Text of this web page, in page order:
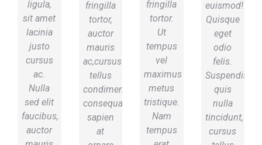
ligula,
sit amet
lacinia
justo
cursus
ac.
Nulla
sed elit
faucibus,
auctor
fringilla
tortor,
auctor
mauris
ac,cursus
tellus
condimentum,
consequat
sapien
at
fringilla
tortor.
Ut
tempus
vel
maximus
metus
tristique.
Nam
tempus
euismod!
Quisque
eget
odio
felis.
Suspendisse
quis
nulla
tincidunt,
cursus